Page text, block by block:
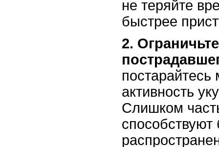
не теряйте
быстрее
2.
постарайтесь
активность
Слишком